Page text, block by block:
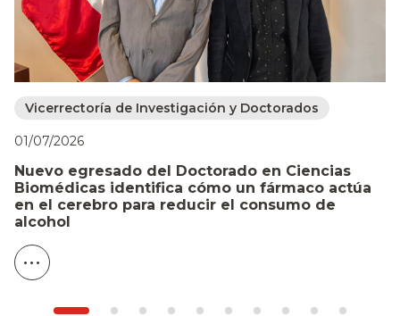
Vicerrectoría de Investigación y Doctorados
01/07/2026
Nuevo egresado del Doctorado en Ciencias
Biomédicas identifica cómo un fármaco actúa
en el cerebro para reducir el consumo de
alcohol